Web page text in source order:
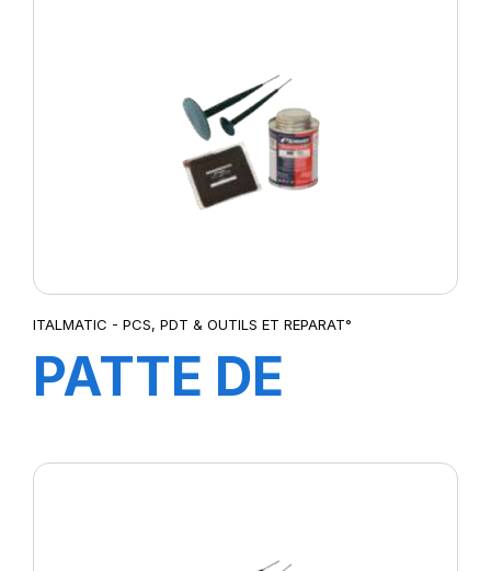
ITALMATIC - PCS, PDT & OUTILS ET REPARAT°
PATTE DE